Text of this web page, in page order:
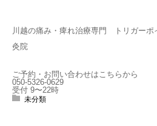
川越の痛み・痺れ治療専門 トリガー
灸院
ご予約・お問い合わせはこちらから
050-5326-0629
受付 9〜22時
未分類